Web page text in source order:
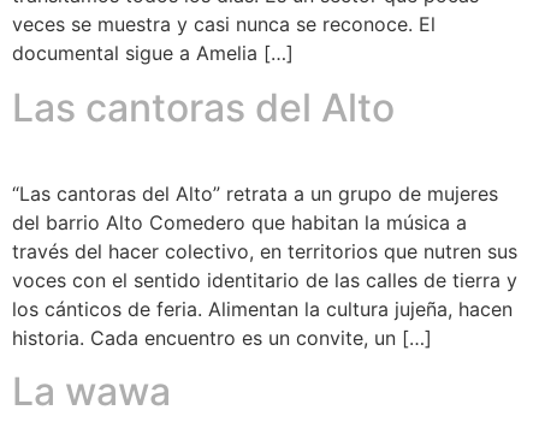
veces se muestra y casi nunca se reconoce. El
documental sigue a Amelia […]
Las cantoras del Alto
“Las cantoras del Alto” retrata a un grupo de mujeres
del barrio Alto Comedero que habitan la música a
través del hacer colectivo, en territorios que nutren sus
voces con el sentido identitario de las calles de tierra y
los cánticos de feria. Alimentan la cultura jujeña, hacen
historia. Cada encuentro es un convite, un […]
La wawa